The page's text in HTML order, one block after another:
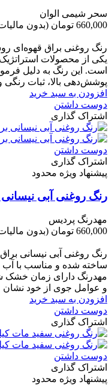
سحر شیمی الوان
660,000 تومان
(بدون
رنگ روغنی براق قهوه‌ای
یکی از محصولات
است. این رنگ به دلیل
پوشش‌دهی بالا، ثبات
افزودن به سبد خرید
دوست داشتن
اشتراک گذاری
دوست داشتن
اشتراک گذاری
پیشنهاد ویژه محدود
رنگ روغنی آبی
مهدرنگ پردیس
660,000 تومان
(بدون
رنگ روغنی آبی نیسانی
ساخته شده و مناسب با آب
مهدرنگ دارای زﻣﺎن ﺧﺸﮏ
و ﻋﻮاﻣﻞ ﺟﻮی از ﺧﻮد
افزودن به سبد خرید
دوست داشتن
اشتراک گذاری
دوست داشتن
اشتراک گذاری
پیشنهاد ویژه محدود